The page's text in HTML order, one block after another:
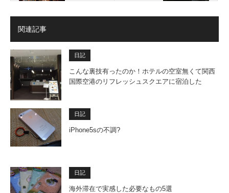
関連記事
日記
こんな裏技有ったのか！ホテルの空室無くて関西
国際空港のリフレッシュスクエアに宿泊した
日記
iPhone5sの不調?
日記
海外滞在で実感した必要なもの5選